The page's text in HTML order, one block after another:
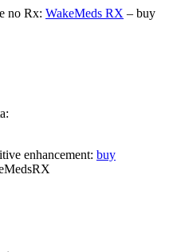
no Rx: WakeMeds RX – buy
enhancement: buy